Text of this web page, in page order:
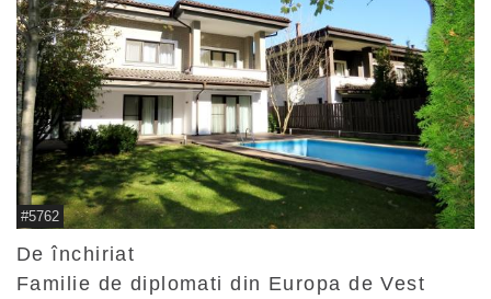
#5762
De închiriat
Familie de diplomati din Europa de Vest